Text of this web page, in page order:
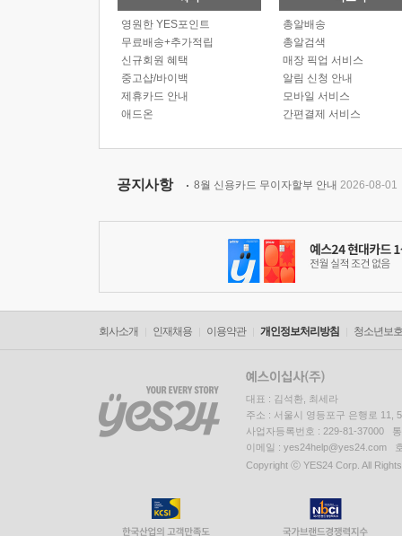
영원한 YES포인트
무료배송+추가적립
신규회원 혜택
중고샵/바이백
제휴카드 안내
애드온
총알배송
총알검색
매장 픽업 서비스
알림 신청 안내
모바일 서비스
간편결제 서비스
공지사항 8월 신용카드 무이자할부 안내 2026-08-01
회사소개 인재채용 이용약관 개인정보처리방침 청소년보
대표 : 김석환, 최세라
주소 : 서울시 영등포구 은행로 11,
사업자등록번호 : 229-81-37000
이메일 : yes24help@yes24.com
Copyright ⓒ YES24 Corp. All